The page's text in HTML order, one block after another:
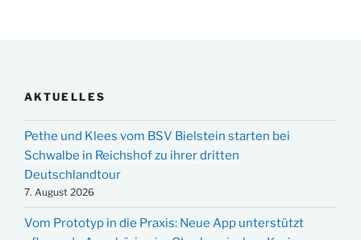
AKTUELLES
Pethe und Klees vom BSV Bielstein starten bei
Schwalbe in Reichshof zu ihrer dritten
Deutschlandtour
7. August 2026
Vom Prototyp in die Praxis: Neue App unterstützt